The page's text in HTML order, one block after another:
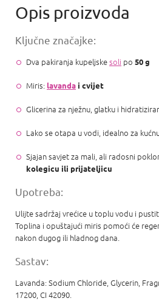
Ključne značajke:
Dva pakiranja kupeljskesoli po 50 g
Miris: lavandai cvijet
Glicerina za nježnu, glatku i
Lako se otapa u vodi, idealno za
Sjajan savjet za mali, ali radosni
kolegicu ili prijateljicu
Upotreba:
Ulijte sadržaj vrećice u toplu vodu i
Toplina i opuštajući miris pomoći će
nakon dugog ili hladnog dana.
Sastav:
Lavanda:Sodium Chloride, Glycerin,
17200, CI 42090.